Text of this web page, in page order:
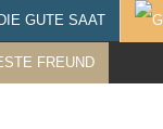
DIE GUTE SAAT
FREUND